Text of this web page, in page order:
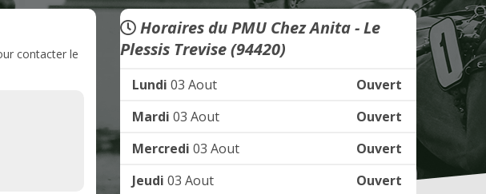
contacter le
Horaires du PMU Chez Anita - Le
Plessis Trevise (94420)
Lundi 03 Aout
Ouvert
Mardi 03 Aout
Ouvert
Mercredi 03 Aout
Ouvert
Jeudi 03 Aout
Ouvert